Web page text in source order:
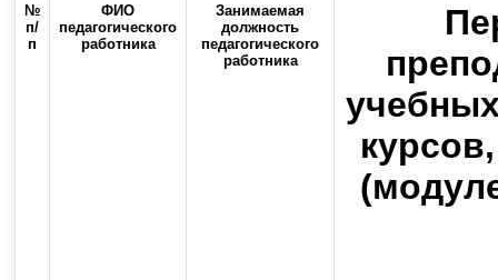
№
п/
п
ФИО
педагогического
работника
Занимаемая
должность
педагогического
работника
Контакты